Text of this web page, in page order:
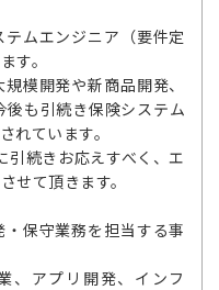
ムエンジニア（要件定
す。
模開発や新商品開発、
後も引続き保険システム
れています。
引続きお応えすべく、エ
せて頂きます。
保守業務を担当する事
、アプリ開発、インフ